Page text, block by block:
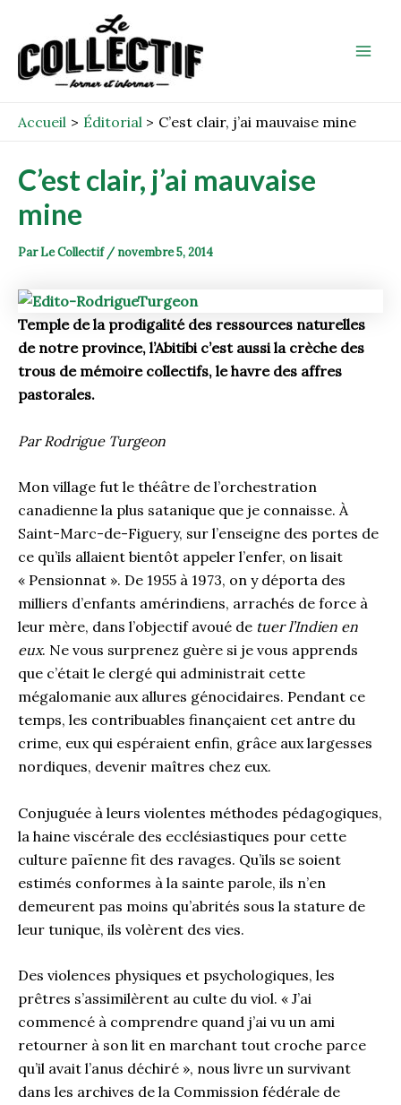
contenu
Accueil Éditorial C’est clair, j’ai mauvaise mine
C’est clair, j’ai mauvaise
mine
ParLe Collectif / novembre 5, 2014
Temple de la prodigalité des ressources naturelles
de notre province, l’Abitibi c’est aussi la crèche des
trous de mémoire collectifs, le havre des affres
pastorales.
Par Rodrigue Turgeon
Mon village fut le théâtre de l’orchestration
canadienne la plus satanique que je connaisse. À
Saint-Marc-de-Figuery, sur l’enseigne des portes de
ce qu’ils allaient bientôt appeler l’enfer, on lisait
« Pensionnat ». De 1955 à 1973, on y déporta des
milliers d’enfants amérindiens, arrachés de force à
leur mère, dans l’objectif avoué de tuer l’Indien en
eux. Ne vous surprenez guère si je vous apprends
que c’était le clergé qui administrait cette
mégalomanie aux allures génocidaires. Pendant ce
temps, les contribuables finançaient cet antre du
crime, eux qui espéraient enfin, grâce aux largesses
nordiques, devenir maîtres chez eux.
Conjuguée à leurs violentes méthodes pédagogiques,
la haine viscérale des ecclésiastiques pour cette
culture païenne fit des ravages. Qu’ils se soient
estimés conformes à la sainte parole, ils n’en
demeurent pas moins qu’abrités sous la stature de
leur tunique, ils volèrent des vies.
Des violences physiques et psychologiques, les
prêtres s’assimilèrent au culte du viol. « J’ai
commencé à comprendre quand j’ai vu un ami
retourner à son lit en marchant tout croche parce
qu’il avait l’anus déchiré », nous livre un survivant
dans les archives de la Commission fédérale de
navigation